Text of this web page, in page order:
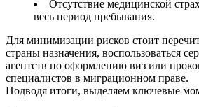
Отсутствие медицинской
весь период пребывания.
Для минимизации рисков стоит
страны назначения, воспользоваться
агентств по оформлению виз или
специалистов в миграционном праве.
Подводя итоги, выделяем ключевые